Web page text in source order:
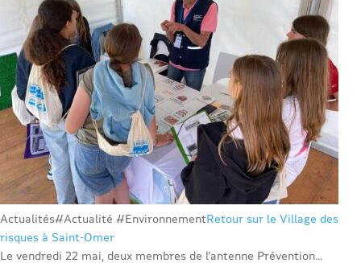
Actualités#Actualité #EnvironnementRetour sur le Village des
risques à Saint-Omer
Le vendredi 22 mai, deux membres de l’antenne Prévention...